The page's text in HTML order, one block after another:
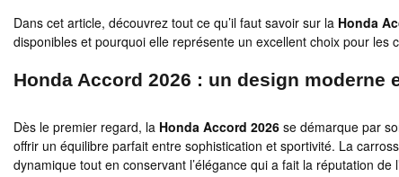
Dans cet article, découvrez tout ce qu’il faut savoir sur la Honda
disponibles et pourquoi elle représente un excellent choix pour les
Honda Accord 2026 : un design moderne
Dès le premier regard, la Honda Accord 2026 se démarque par
offrir un équilibre parfait entre sophistication et sportivité. La
dynamique tout en conservant l’élégance qui a fait la réputation de